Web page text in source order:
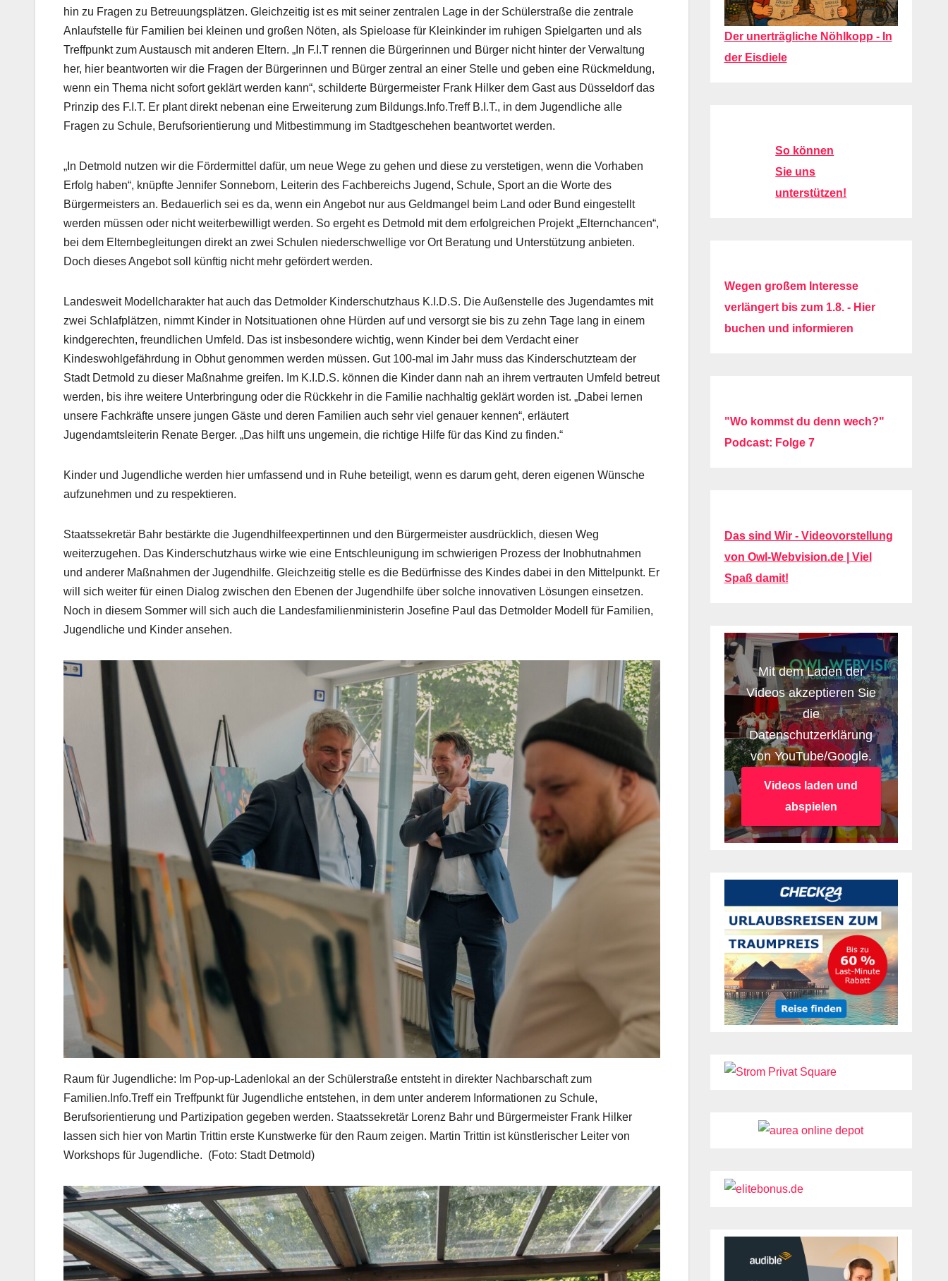
hin zu Fragen zu Betreuungsplätzen. Gleichzeitig ist es mit seiner zentralen Lage in der Schülerstraße die zentrale
Anlaufstelle für Familien bei kleinen und großen Nöten, als Spieloase für Kleinkinder im ruhigen Spielgarten und als
Treffpunkt zum Austausch mit anderen Eltern. „In F.I.T rennen die Bürgerinnen und Bürger nicht hinter der Verwaltung
her, hier beantworten wir die Fragen der Bürgerinnen und Bürger zentral an einer Stelle und geben eine Rückmeldung,
wenn ein Thema nicht sofort geklärt werden kann“, schilderte Bürgermeister Frank Hilker dem Gast aus Düsseldorf das
Prinzip des F.I.T. Er plant direkt nebenan eine Erweiterung zum Bildungs.Info.Treff B.I.T., in dem Jugendliche alle
Fragen zu Schule, Berufsorientierung und Mitbestimmung im Stadtgeschehen beantwortet werden.
„In Detmold nutzen wir die Fördermittel dafür, um neue Wege zu gehen und diese zu verstetigen, wenn die Vorhaben
Erfolg haben“, knüpfte Jennifer Sonneborn, Leiterin des Fachbereichs Jugend, Schule, Sport an die Worte des
Bürgermeisters an. Bedauerlich sei es da, wenn ein Angebot nur aus Geldmangel beim Land oder Bund eingestellt
werden müssen oder nicht weiterbewilligt werden. So ergeht es Detmold mit dem erfolgreichen Projekt „Elternchancen“,
bei dem Elternbegleitungen direkt an zwei Schulen niederschwellige vor Ort Beratung und Unterstützung anbieten.
Doch dieses Angebot soll künftig nicht mehr gefördert werden.
Landesweit Modellcharakter hat auch das Detmolder Kinderschutzhaus K.I.D.S. Die Außenstelle des Jugendamtes mit
zwei Schlafplätzen, nimmt Kinder in Notsituationen ohne Hürden auf und versorgt sie bis zu zehn Tage lang in einem
kindgerechten, freundlichen Umfeld. Das ist insbesondere wichtig, wenn Kinder bei dem Verdacht einer
Kindeswohlgefährdung in Obhut genommen werden müssen. Gut 100-mal im Jahr muss das Kinderschutzteam der
Stadt Detmold zu dieser Maßnahme greifen. Im K.I.D.S. können die Kinder dann nah an ihrem vertrauten Umfeld betreut
werden, bis ihre weitere Unterbringung oder die Rückkehr in die Familie nachhaltig geklärt worden ist. „Dabei lernen
unsere Fachkräfte unsere jungen Gäste und deren Familien auch sehr viel genauer kennen“, erläutert
Jugendamtsleiterin Renate Berger. „Das hilft uns ungemein, die richtige Hilfe für das Kind zu finden.“
Kinder und Jugendliche werden hier umfassend und in Ruhe beteiligt, wenn es darum geht, deren eigenen Wünsche
aufzunehmen und zu respektieren.
Staatssekretär Bahr bestärkte die Jugendhilfeexpertinnen und den Bürgermeister ausdrücklich, diesen Weg
weiterzugehen. Das Kinderschutzhaus wirke wie eine Entschleunigung im schwierigen Prozess der Inobhutnahmen
und anderer Maßnahmen der Jugendhilfe. Gleichzeitig stelle es die Bedürfnisse des Kindes dabei in den Mittelpunkt. Er
will sich weiter für einen Dialog zwischen den Ebenen der Jugendhilfe über solche innovativen Lösungen einsetzen.
Noch in diesem Sommer will sich auch die Landesfamilienministerin Josefine Paul das Detmolder Modell für Familien,
Jugendliche und Kinder ansehen.
Raum für Jugendliche: Im Pop-up-Ladenlokal an der Schülerstraße entsteht in direkter Nachbarschaft zum
Familien.Info.Treff ein Treffpunkt für Jugendliche entstehen, in dem unter anderem Informationen zu Schule,
Berufsorientierung und Partizipation gegeben werden. Staatssekretär Lorenz Bahr und Bürgermeister Frank Hilker
lassen sich hier von Martin Trittin erste Kunstwerke für den Raum zeigen. Martin Trittin ist künstlerischer Leiter von
Workshops für Jugendliche. (Foto: Stadt Detmold)
Der unerträgliche Nöhlkopp - In
der Eisdiele
So können
Sie uns
unterstützen!
Wegen großem Interesse
verlängert bis zum 1.8. - Hier
buchen und informieren
"Wo kommst du denn wech?"
Podcast: Folge 7
Das sind Wir - Videovorstellung
von Owl-Webvision.de | Viel
Spaß damit!
Mit dem Laden der
Videos akzeptieren Sie
die
Datenschutzerklärung
von YouTube/Google.
Videos laden und
abspielen